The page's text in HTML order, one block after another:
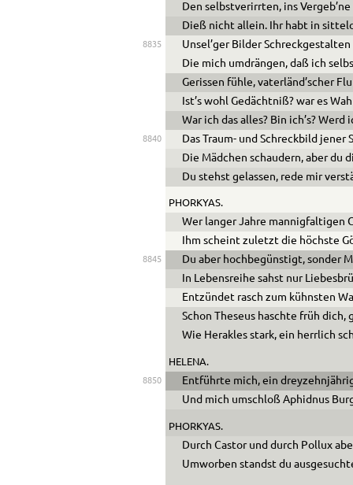
Den selbstverirrten, ins
Dieß nicht allein. Ihr habt in
8835
Unsel’ger Bilder
Die mich umdrängen, daß ich
Gerissen fühle, vaterländ’scher
Ist’s wohl Gedächtniß? war es
War ich das alles? Bin ich’s? Werd
8840
Das Traum- und Schreckbild
Die Mädchen schaudern, aber du
Du stehst gelassen, rede mir
PHORKYAS.
Wer langer Jahre mannigfaltigen
Ihm scheint zuletzt die höchste
8845
Du aber hochbegünstigt, sonder
In Lebensreihe sahst nur
Entzündet rasch zum kühnsten
Schon Theseus haschte früh dich,
Wie Herakles stark, ein herrlich
HELENA.
8850
Entführte mich, ein
Und mich umschloß Aphidnus
PHORKYAS.
Durch Castor und durch Pollux
Umworben standst du